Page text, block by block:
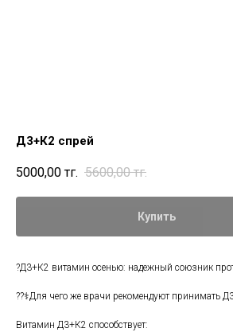
Д3+К2 спрей
5000,00 тг. 5600,00 тг.
Купить
?Д3+К2 витамин осенью: надежный союзник
??‍⚕️Для чего же врачи рекомендуют принимать
Витамин Д3+К2 способствует: